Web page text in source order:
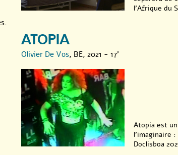
l’Afrique du
ATOPIA
Olivier De Vos, BE, 2021 - 17'
Atopia est
l’imaginaire
Doclisboa